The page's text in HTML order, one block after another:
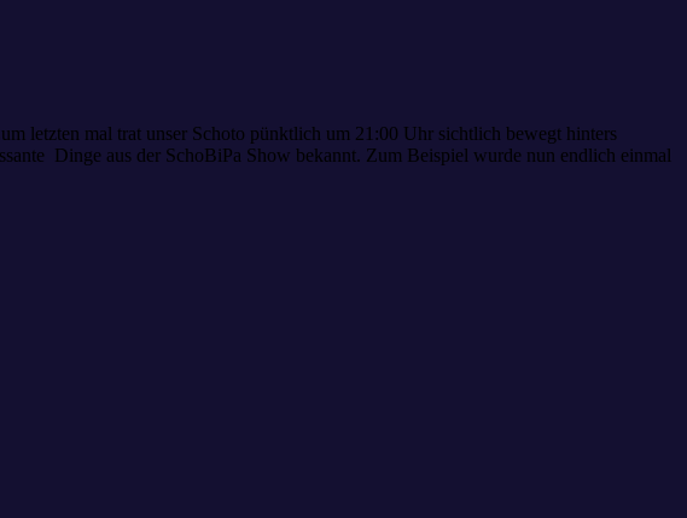
letzten mal trat unser Schoto pünktlich um 21:00 Uhr sichtlich bewegt hinters
Dinge aus der SchoBiPa Show bekannt. Zum Beispiel wurde nun endlich einmal